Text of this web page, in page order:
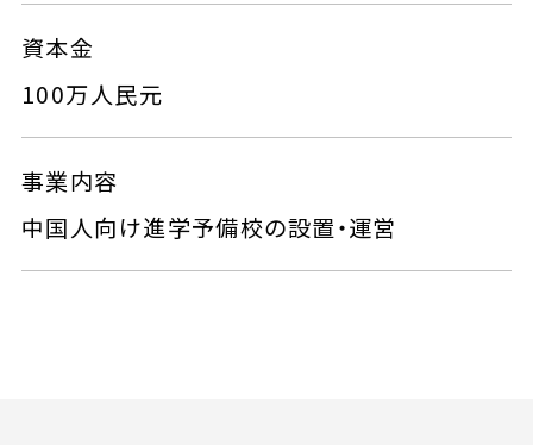
資本金
100万人民元
事業内容
中国人向け進学予備校の設置・運営